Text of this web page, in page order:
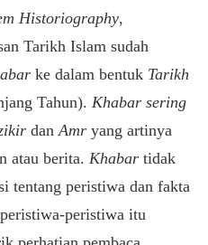
Historiography,
Tarikh Islam sudah
ke dalam bentuk Tarikh
Tahun). Khabar sering
dan Amr yang artinya
atau berita. Khabar tidak
tentang peristiwa dan fakta
peristiwa itu